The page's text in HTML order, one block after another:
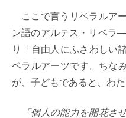
ここで言うリベラルアーツとは、その語源であるラテ
ン語のアルテス・リベラ
り「自由人にふさわしい
ベラルアーツです。ちな
が、子どもであると、わた
「個人の能力を開花させ、困難や多様性、変化へ対応